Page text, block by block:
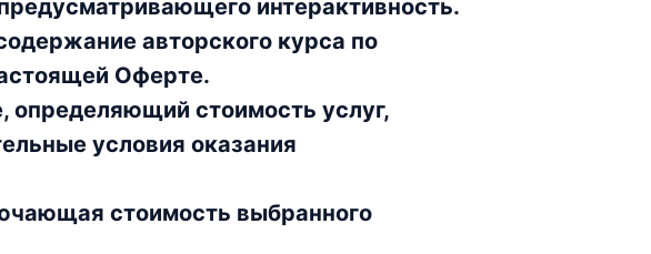
интерактивность.
авторского курса по
Оферте.
определяющий стоимость услуг,
условия оказания
стоимость выбранного